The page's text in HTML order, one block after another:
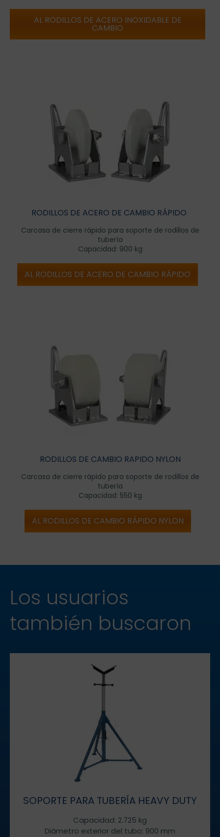
AL RODILLOS DE ACERO INOXIDABLE DE
CAMBIO
RODILLOS DE ACERO DE CAMBIO RÁPIDO
Carcasa de cierre rápido para soporte de rodillos de
tubería
Capacidad: 900 kg
AL RODILLOS DE ACERO DE CAMBIO RÁPIDO
RODILLOS DE CAMBIO RAPIDO NYLON
Carcasa de cierre rápido para soporte de rodillos de
tubería
Capacidad: 550 kg
AL RODILLOS DE CAMBIO RÁPIDO NYLON
Los usuarios
también buscaron
SOPORTE PARA TUBERÍA HEAVY DUTY
Capacidad: 2.725 kg
Diámetro exterior del tubo: 900 mm